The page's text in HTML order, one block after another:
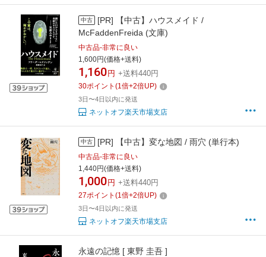
中古 [PR]
【中古】ハウスメイド /
McFaddenFreida (文庫)
中古品-非常に良い
1,600円(価格+送料)
1,160 円 +送料440円
30ポイント (1倍+2倍UP)
3日〜4日以内に発送
ネットオフ楽天市場支店
中古 [PR] 【中古】変な地図 / 雨穴 (単行本)
中古品-非常に良い
1,440円(価格+送料)
1,000 円 +送料440円
27ポイント (1倍+2倍UP)
3日〜4日以内に発送
ネットオフ楽天市場支店
永遠の記憶 [ 東野 圭吾 ]